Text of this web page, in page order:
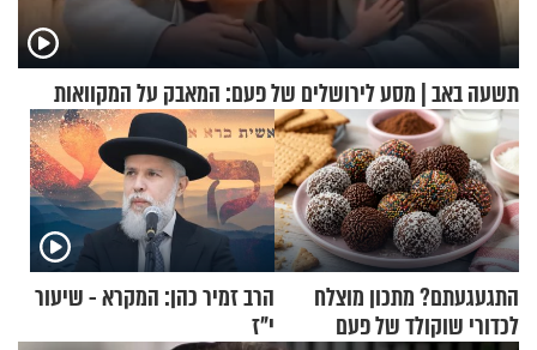
תשעה באב | מסע לירושלים של פעם: המאבק על המקוואות
התגעגעתם? מתכון מוצלח
לכדורי שוקולד של פעם
הרב זמיר כהן: המקרא - שיעור
י"ז